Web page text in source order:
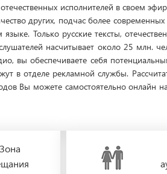
исполнителей в своем
других, подчас более
Только русские тексты,
насчитывает около 25 млн.
вы обеспечиваете себя
в отделе рекламной службы.
Вы можете самостоятельно онлайн
Зона